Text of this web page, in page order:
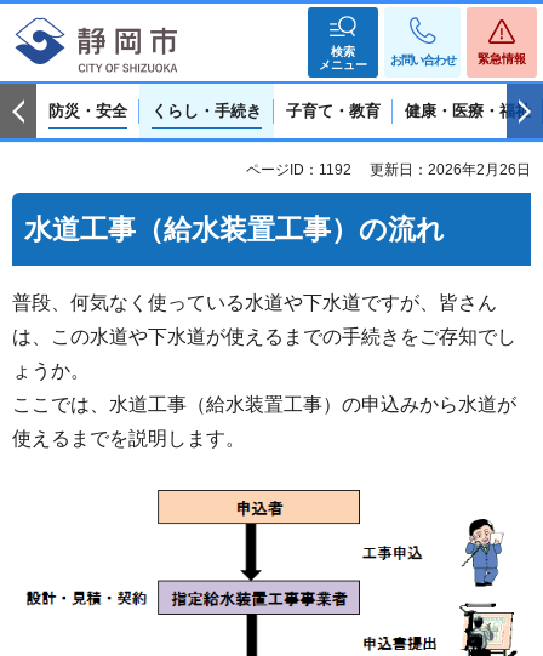
検索
メニュー
お問い合わせ 緊急情報
防災・安全 くらし・手続き 子育て・教育 健康・医療・福祉
ページID：1192 更新日：2026年2月26日
水道工事（給水装置工事）の流れ
普段、何気なく使っている水道や下水道ですが、皆さん
は、この水道や下水道が使えるまでの手続きをご存知でし
ょうか。
ここでは、水道工事（給水装置工事）の申込みから水道が
使えるまでを説明します。